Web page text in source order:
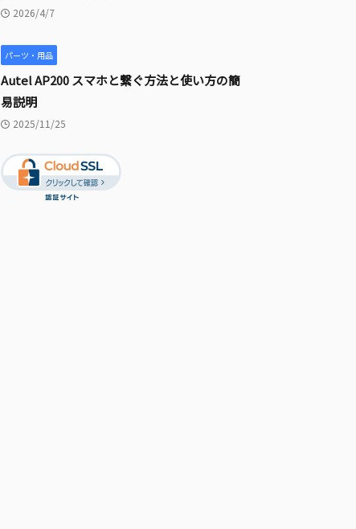
2026/4/7
パーツ・用品
Autel AP200 スマホと繋ぐ方法と使い方の簡
易説明
2025/11/25